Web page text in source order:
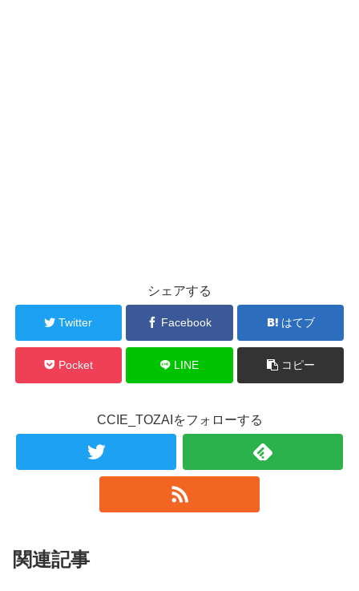
シェアする
Twitter Facebook はてブ
Pocket LINE コピー
CCIE_TOZAIをフォローする
関連記事